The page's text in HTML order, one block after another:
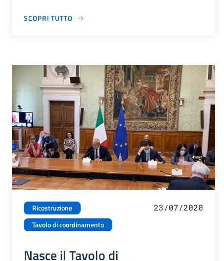
SCOPRI TUTTO
Ricostruzione
Tavolo di coordinamento
23/07/2020
Nasce il Tavolo di